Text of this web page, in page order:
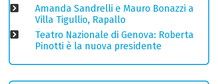
Amanda Sandrelli e Mauro Bonazzi a
Villa Tigullio, Rapallo
Teatro Nazionale di Genova: Roberta
Pinotti è la nuova presidente